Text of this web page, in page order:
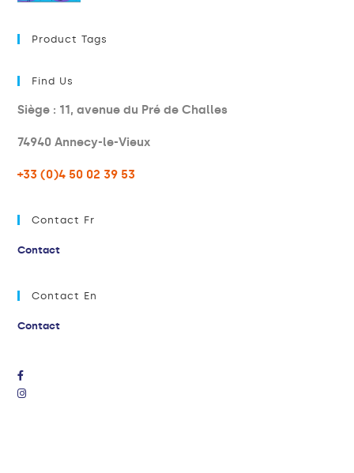
Product Tags
Find Us
Siège : 11, avenue du Pré de Challes
74940 Annecy-le-Vieux
+33 (0)4 50 02 39 53
Contact Fr
Contact
Contact En
Contact